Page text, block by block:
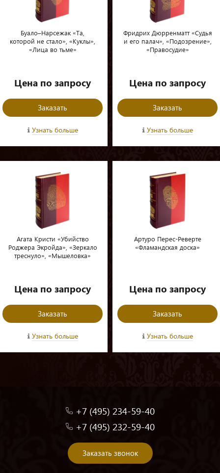
Буало–Нарсежак «Та,
которой не стало», «Куклы»,
«Лица во тьме»
Цена по запросу
Заказать
Узнать больше
Фридрих Дюрренматт «Судья
и его палач», «Подозрение»,
«Правосудие»
Цена по запросу
Заказать
Узнать больше
Агата Кристи «Убийство
Роджера Экройда», «Зеркало
треснуло», «Мышеловка»
Цена по запросу
Заказать
Узнать больше
Артуро Перес-Реверте
«Фламандская доска»
Цена по запросу
Заказать
Узнать больше
+7 (495) 234-59-40
+7 (495) 232-59-40
Заказать звонок